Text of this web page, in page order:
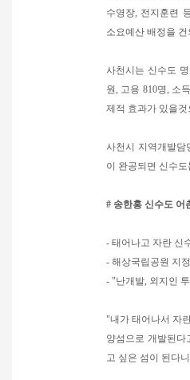
수영장, 전지훈련
소요예산 배정을
사천시는 신수도
원, 고용 810명, 소
제적 효과가 있을
사천시 지역개발담
이 완공되면 신수
# 송한홍 신수도 어
- 태어나고 자란 신
- 해상국립공원 지
- "난개발, 외지인
"내가 태어나서 자
양섬으로 개발된
고 싶은 섬이 된다